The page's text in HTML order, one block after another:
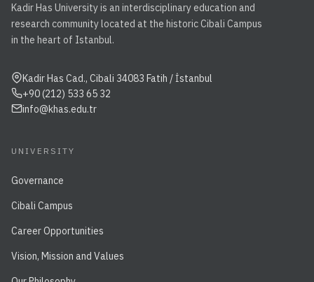
Kadir Has University is an interdisciplinary education and
research community located at the historic Cibali Campus
in the heart of Istanbul.
Kadir Has Cad., Cibali 34083 Fatih / İstanbul
+90 (212) 533 65 32
info@khas.edu.tr
UNIVERSITY
Governance
Cibali Campus
Career Opportunities
Vision, Mission and Values